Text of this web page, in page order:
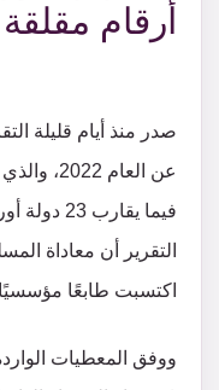
أرقام
صدر منذ أيام قليلة
عن العام
فيما
التقرير أن معاداة
اكتسبت طابعًا